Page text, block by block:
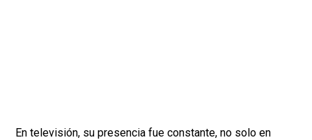
En televisión, su presencia fue constante, no solo en